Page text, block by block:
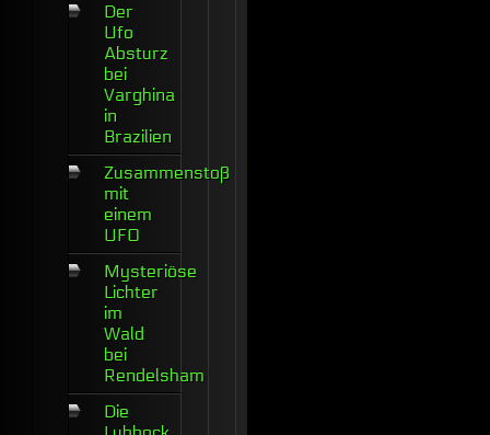
Der
Ufo
Absturz
bei
Varghina
in
Brazilien
Zusammenstoß
mit
einem
UFO
Mysteriöse
Lichter
im
Wald
bei
Rendelsham
Die